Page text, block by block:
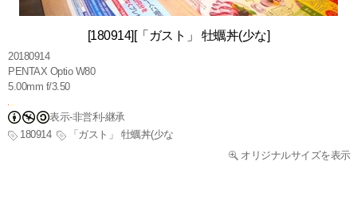
[180914][「ガスト」 牡蠣丼(少な]
20180914
PENTAX Optio W80
5.00mm f/3.50
表示-非営利-継承
180914
「ガスト」 牡蠣丼(少な
オリジナルサイズを表示